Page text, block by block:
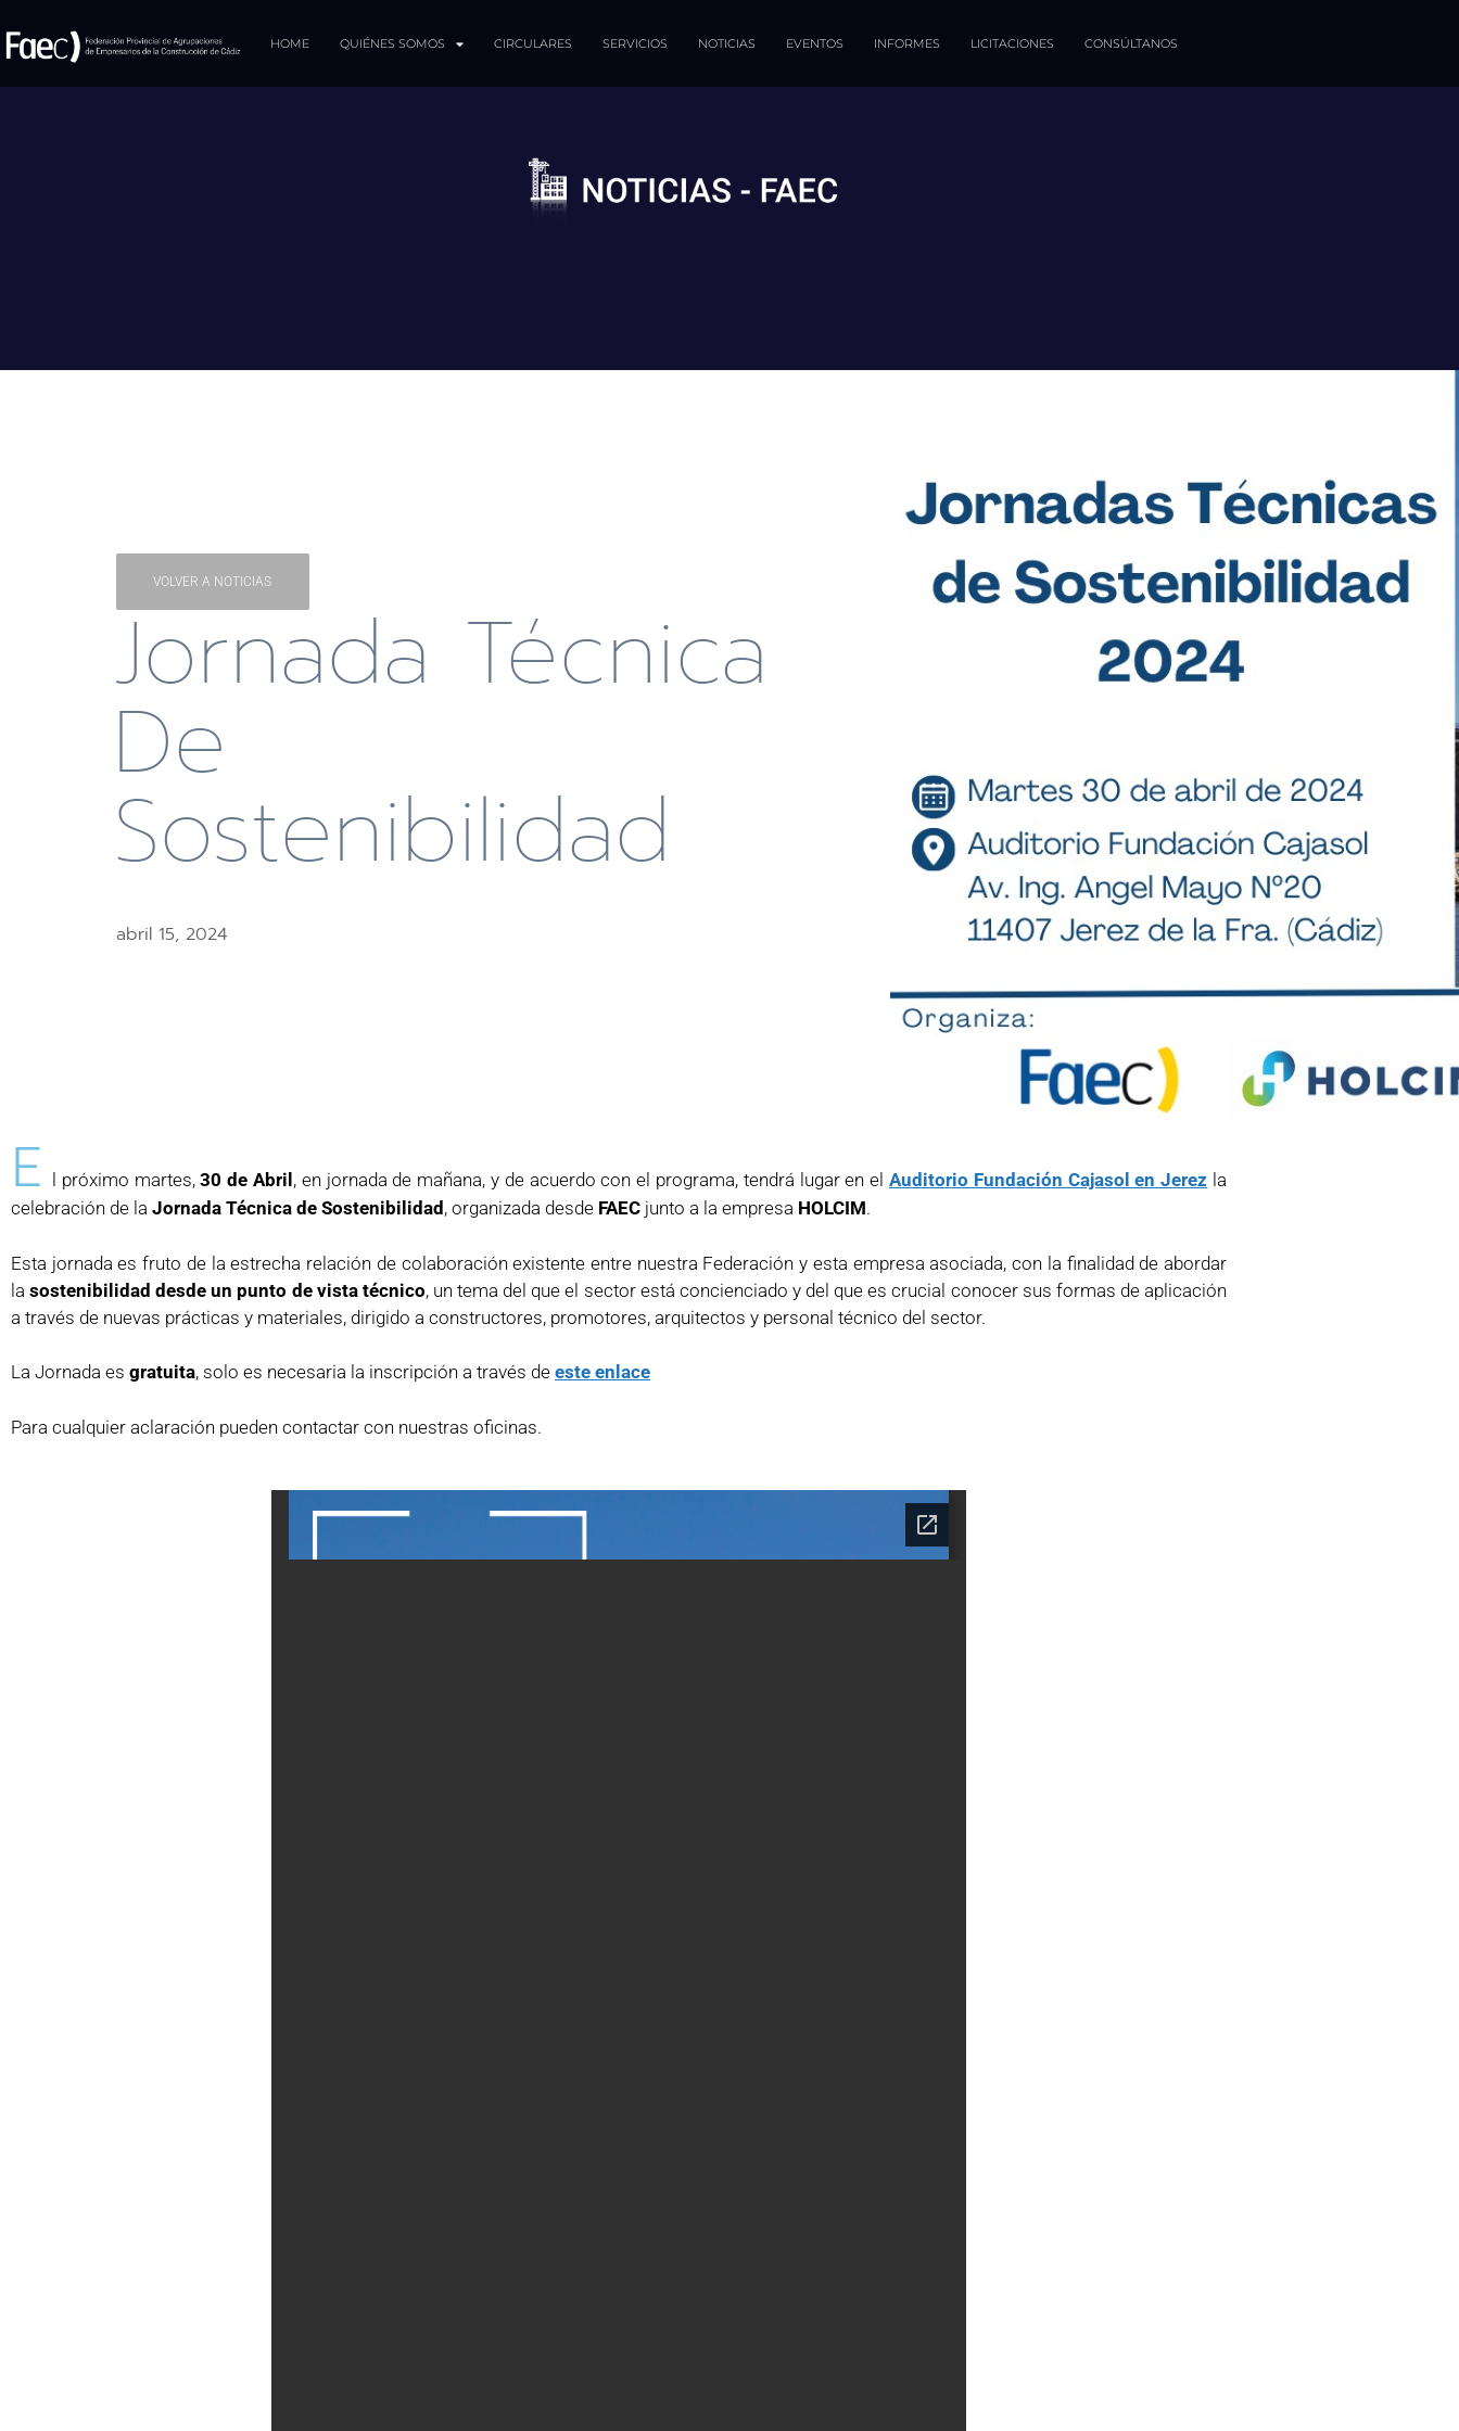
HOME QUIÉNES SOMOS CIRCULARES SERVICIOS NOTICIAS EVENTOS INFORMES LICITACIONES CONSÚLTANOS
VOLVER A NOTICIAS
Jornada Técnica
De
Sostenibilidad
abril 15, 2024
E l próximo martes,30 de Abril , en jornada de mañana, y de acuerdo con el programa, tendrá lugar en elAuditorio Fundación Cajasol en Jerez la
celebración de la Jornada Técnica de Sostenibilidad , organizada desde FAEC junto a la empresa HOLCIM.
Esta jornada es fruto de la estrecha relación de colaboración existente entre nuestra Federación y esta empresa asociada, con la finalidad de abordar
lasostenibilidad desde un punto de vista técnico, un tema del que el sector está concienciado y del que es crucial conocer sus formas de aplicación
a través de nuevas prácticas y materiales, dirigido a constructores, promotores, arquitectos y personal técnico del sector.
La Jornada es gratuita, solo es necesaria la inscripción a través de este enlace
Para cualquier aclaración pueden contactar con nuestras oficinas.